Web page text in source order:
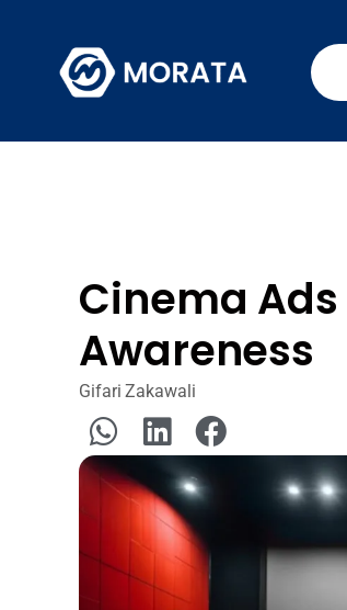
Cinema
Awareness
Gifari Zakawali